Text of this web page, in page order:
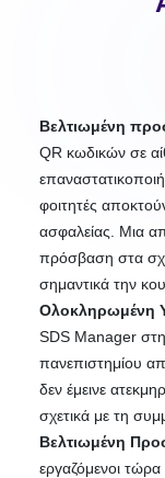
Βελτιωμένη
QR κωδικών σε
φοιτητές
ασφαλείας. Μια
πρόσβαση στα
σημαντικά την
Ολοκληρωμένη
SDS Manager στη
πανεπιστημίου
δεν έμεινε
σχετικά με τη
Βελτιωμένη
εργαζόμενοι